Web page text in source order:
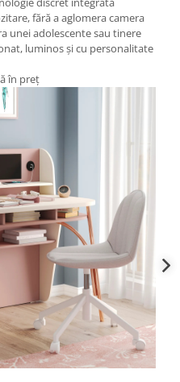
fără a aglomera camera
unei adolescente sau tinere
luminos și cu personalitate
în preț